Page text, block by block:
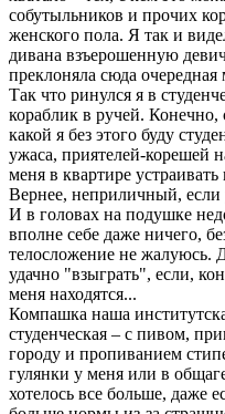
собутыльников и прочих
женского пола. Я так и
дивана взъерошенную
преклоняла сюда
Так что ринулся я в
кораблик в ручей. Конечно,
какой я без этого буду
ужаса, приятелей-корешей
меня в квартире
Вернее, неприличный,
И в головах на подушке
вполне себе даже ничего,
телосложение не жалуюсь.
удачно "взыграть", если,
меня находятся...
Компашка наша
студенческая – с пивом,
городу и пропиванием
гулянки у меня или в
хотелось все больше, даже